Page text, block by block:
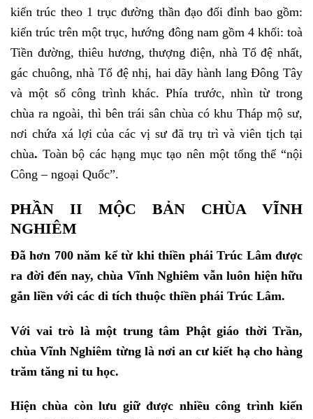
kiến trúc theo 1 trục đường thần đạo đối đỉnh bao gồm:
kiến trúc trên một trục, hướng đông nam gồm 4 khối: toà
Tiền đường, thiêu hương, thượng điện, nhà Tổ đệ nhất,
gác chuông, nhà Tổ đệ nhị, hai dãy hành lang Đông Tây
và một số công trình khác. Phía trước, nhìn từ trong
chùa ra ngoài, thì bên trái sân chùa có khu Tháp mộ sư,
nơi chứa xá lợi của các vị sư đã trụ trì và viên tịch tại
chùa. Toàn bộ các hạng mục tạo nên một tổng thể “nội
Công – ngoại Quốc”.
PHẦN II MỘC BẢN CHÙA VĨNH
NGHIÊM
Đã hơn 700 năm kể từ khi thiền phái Trúc Lâm được
ra đời đến nay, chùa Vĩnh Nghiêm vẫn luôn hiện hữu
gắn liền với các di tích thuộc thiền phái Trúc Lâm.
Với vai trò là một trung tâm Phật giáo thời Trần,
chùa Vĩnh Nghiêm từng là nơi an cư kiết hạ cho hàng
trăm tăng ni tu học.
Hiện chùa còn lưu giữ được nhiều công trình kiến